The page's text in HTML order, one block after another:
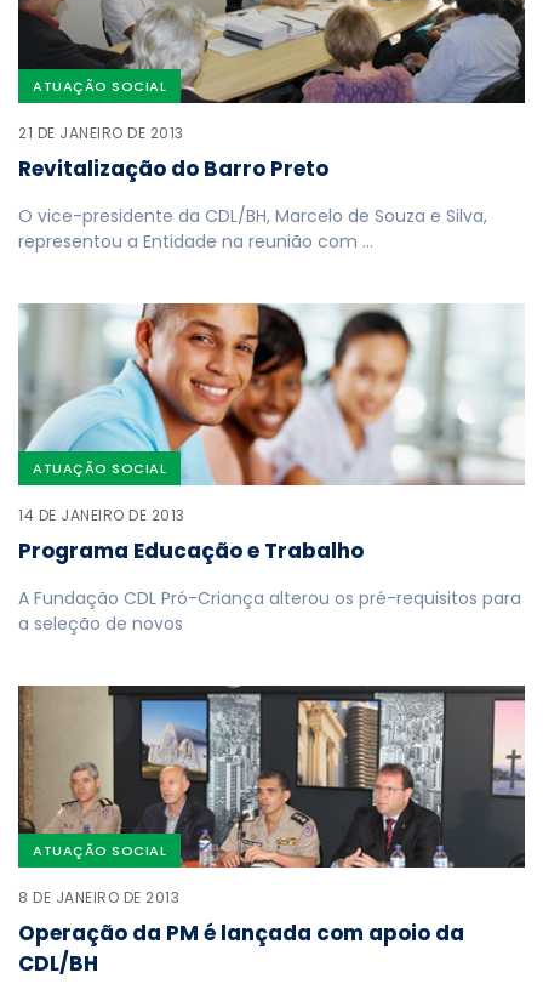
ATUAÇÃO SOCIAL
21 DE JANEIRO DE 2013
Revitalização do Barro Preto
O vice-presidente da CDL/BH, Marcelo de Souza e Silva,
representou a Entidade na reunião com …
ATUAÇÃO SOCIAL
14 DE JANEIRO DE 2013
Programa Educação e Trabalho
A Fundação CDL Pró-Criança alterou os pré-requisitos para
a seleção de novos
ATUAÇÃO SOCIAL
8 DE JANEIRO DE 2013
Operação da PM é lançada com apoio da
CDL/BH